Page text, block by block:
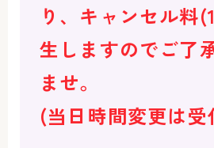
り、キャンセル料
生しますのでご了
ませ。
(当日時間変更は受